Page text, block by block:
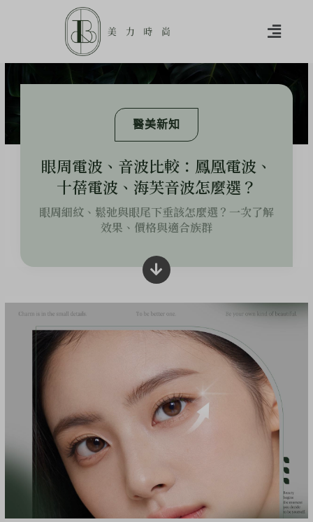
醫美新知
眼周電波、音波比較：鳳凰電波、
十蓓電波、海芙音波怎麼選？
眼周細紋、鬆弛與眼尾下垂該怎麼選？一次了解
效果、價格與適合族群